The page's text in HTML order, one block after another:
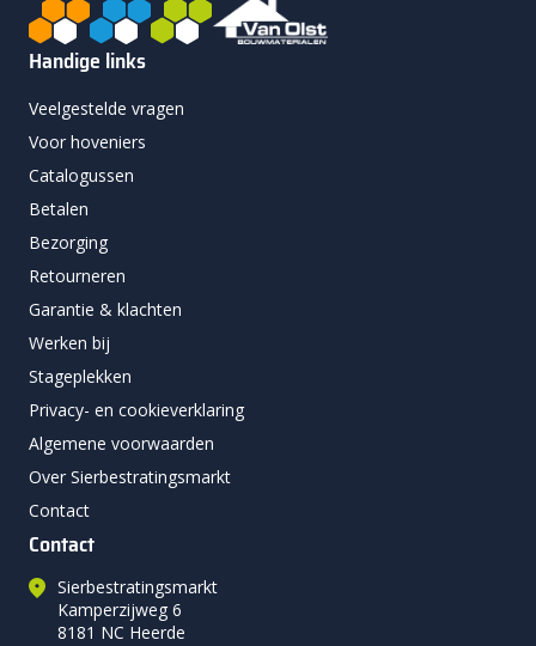
Handige links
Veelgestelde vragen
Voor hoveniers
Catalogussen
Betalen
Bezorging
Retourneren
Garantie & klachten
Werken bij
Stageplekken
Privacy- en cookieverklaring
Algemene voorwaarden
Over Sierbestratingsmarkt
Contact
Contact
Sierbestratingsmarkt
Kamperzijweg 6
8181 NC Heerde